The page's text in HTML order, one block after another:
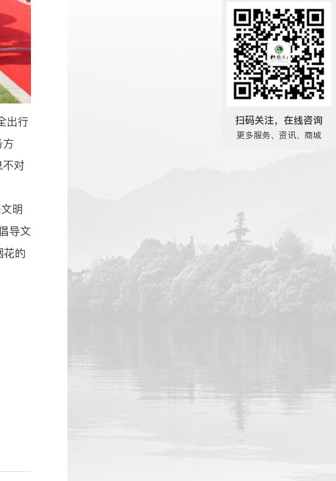
出行
对
明
导文
花的
扫码关注，在线咨询
更多服务、资讯、商城